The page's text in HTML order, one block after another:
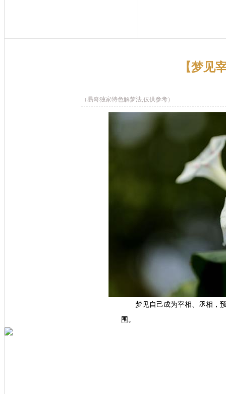
【梦见
（易奇独家特色解梦法,仅供参考）
梦见自己成为宰相、丞相，
围。